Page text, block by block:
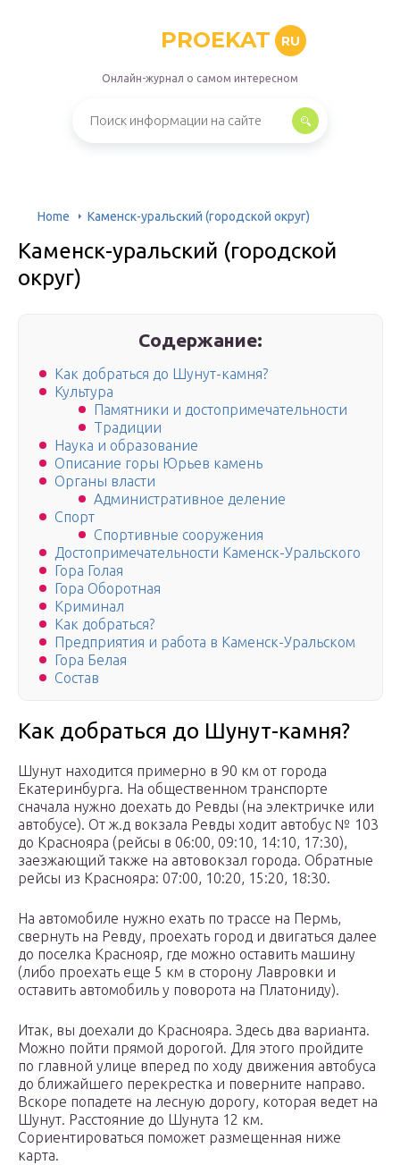
PROEKAT RU
Онлайн-журнал о самом интересном
Home Каменск-уральский (городской округ)
Каменск-уральский (городской
округ)
Содержание:
Как добраться до Шунут-камня?
Культура
Памятники и достопримечательности
Традиции
Наука и образование
Описание горы Юрьев камень
Органы власти
Административное деление
Спорт
Спортивные сооружения
Достопримечательности Каменск-Уральского
Гора Голая
Гора Оборотная
Криминал
Как добраться?
Предприятия и работа в Каменск-Уральском
Гора Белая
Состав
Как добраться до Шунут-камня?
Шунут находится примерно в 90 км от города
Екатеринбурга. На общественном транспорте
сначала нужно доехать до Ревды (на электричке или
автобусе). От ж.д вокзала Ревды ходит автобус № 103
до Краснояра (рейсы в 06:00, 09:10, 14:10, 17:30),
заезжающий также на автовокзал города. Обратные
рейсы из Краснояра: 07:00, 10:20, 15:20, 18:30.
На автомобиле нужно ехать по трассе на Пермь,
свернуть на Ревду, проехать город и двигаться далее
до поселка Краснояр, где можно оставить машину
(либо проехать еще 5 км в сторону Лавровки и
оставить автомобиль у поворота на Платониду).
Итак, вы доехали до Краснояра. Здесь два варианта.
Можно пойти прямой дорогой. Для этого пройдите
по главной улице вперед по ходу движения автобуса
до ближайшего перекрестка и поверните направо.
Вскоре попадете на лесную дорогу, которая ведет на
Шунут. Расстояние до Шунута 12 км.
Сориентироваться поможет размещенная ниже
карта.